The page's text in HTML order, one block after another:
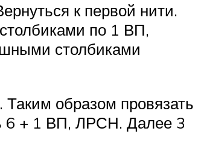
к первой нити.
по 1 ВП,
столбиками
образом провязать
6 + 1 ВП, ЛРСН. Далее 3